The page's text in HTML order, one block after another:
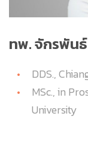
ทพ. จักรพัน
DDS.,
MSc., in
University